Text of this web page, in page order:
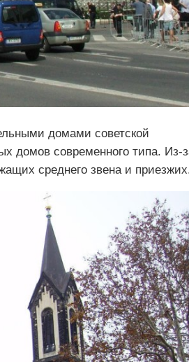
домами советской
домов современного типа. Из-
среднего звена и